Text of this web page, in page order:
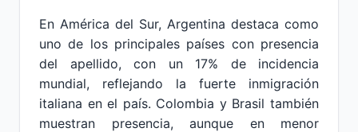
En América del Sur, Argentina destaca como
uno de los principales países con presencia
del apellido, con un 17% de incidencia
mundial, reflejando la fuerte inmigración
italiana en el país. Colombia y Brasil también
muestran presencia, aunque en menor